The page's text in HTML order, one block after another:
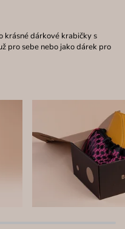
krásné dárkové krabičky s
pro sebe nebo jako dárek pro